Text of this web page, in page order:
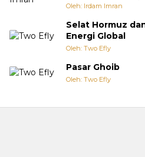
Oleh: Irdam Imran
Selat Hormuz
Energi Global
Oleh: Two Efly
Pasar Ghoib
Oleh: Two Efly